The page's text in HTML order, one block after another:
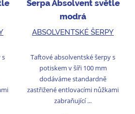
s
Šerpa Absolvent světle
modrá
ABSOLVENTSKÉ ŠERPY
Taftové absolventské šerpy s
potiskem v šíři 100 mm
dodáváme standardně
zastřižené entlovacími nůžkami
zabraňující ...